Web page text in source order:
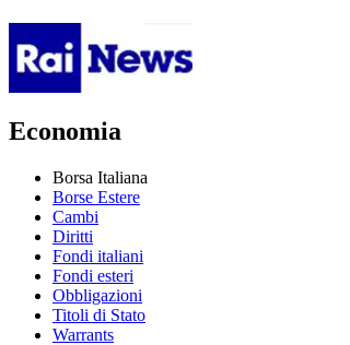
Economia
Borsa Italiana
Borse Estere
Cambi
Diritti
Fondi italiani
Fondi esteri
Obbligazioni
Titoli di Stato
Warrants